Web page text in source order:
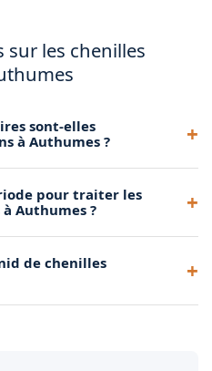
les chenilles
sont-elles
à Authumes ?
risque une nécrose de la
amputation. À Authumes,
animaux de compagnie.
pour traiter les
Authumes ?
en procession. Le retrait
la pose d'éco-pièges sont les
de chenilles